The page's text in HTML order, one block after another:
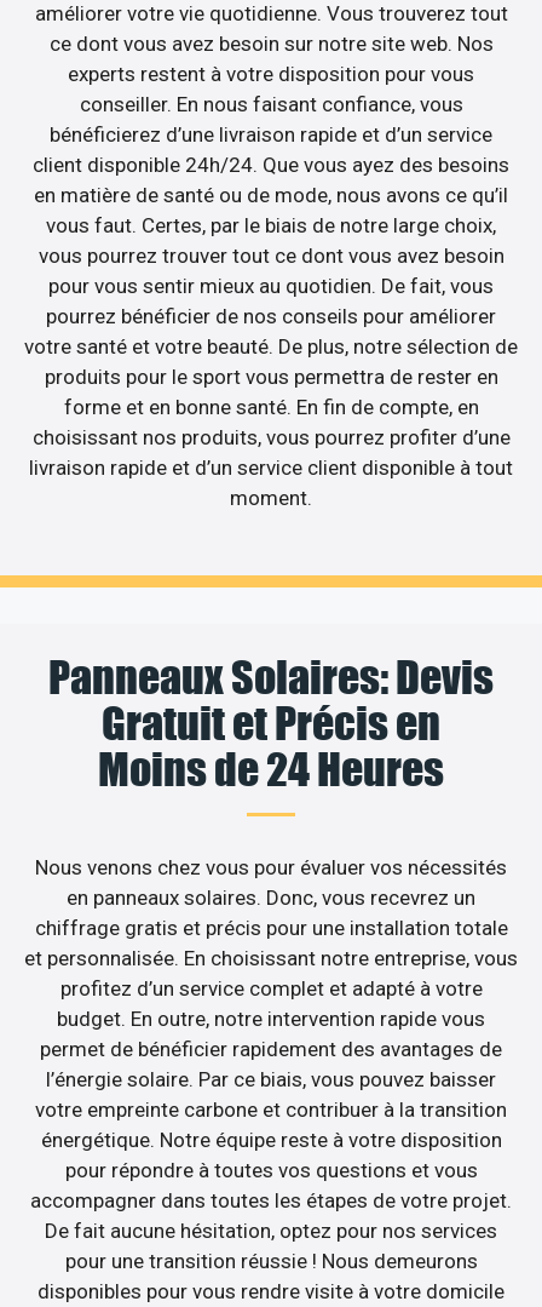
améliorer votre vie quotidienne. Vous trouverez tout
ce dont vous avez besoin sur notre site web. Nos
experts restent à votre disposition pour vous
conseiller. En nous faisant confiance, vous
bénéficierez d’une livraison rapide et d’un service
client disponible 24h/24. Que vous ayez des besoins
en matière de santé ou de mode, nous avons ce qu’il
vous faut. Certes, par le biais de notre large choix,
vous pourrez trouver tout ce dont vous avez besoin
pour vous sentir mieux au quotidien. De fait, vous
pourrez bénéficier de nos conseils pour améliorer
votre santé et votre beauté. De plus, notre sélection de
produits pour le sport vous permettra de rester en
forme et en bonne santé. En fin de compte, en
choisissant nos produits, vous pourrez profiter d’une
livraison rapide et d’un service client disponible à tout
moment.
Panneaux Solaires: Devis
Gratuit et Précis en
Moins de 24 Heures
Nous venons chez vous pour évaluer vos nécessités
en panneaux solaires. Donc, vous recevrez un
chiffrage gratis et précis pour une installation totale
et personnalisée. En choisissant notre entreprise, vous
profitez d’un service complet et adapté à votre
budget. En outre, notre intervention rapide vous
permet de bénéficier rapidement des avantages de
l’énergie solaire. Par ce biais, vous pouvez baisser
votre empreinte carbone et contribuer à la transition
énergétique. Notre équipe reste à votre disposition
pour répondre à toutes vos questions et vous
accompagner dans toutes les étapes de votre projet.
De fait aucune hésitation, optez pour nos services
pour une transition réussie ! Nous demeurons
disponibles pour vous rendre visite à votre domicile